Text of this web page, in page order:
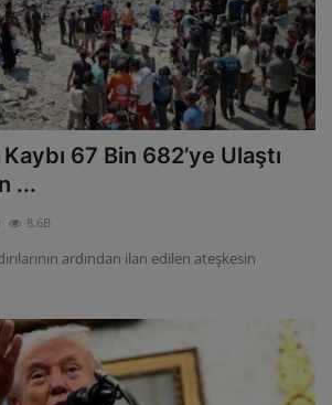
67 Bin 682’ye Ulaştı
...
8.6B
ardından ilan edilen ateşkesin